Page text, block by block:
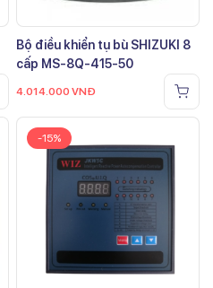
Bộ điều khiển tụ bù SHIZUKI 8
cấp MS-8Q-415-50
4.014.000 VNĐ
-15%